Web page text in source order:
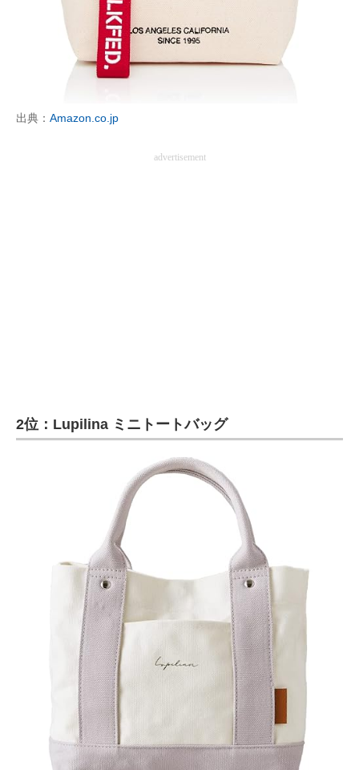
出典： Amazon.co.jp
advertisement
2位：Lupilina ミニトートバッグ